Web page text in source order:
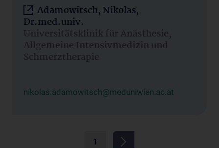
Adamowitsch, Nikolas,
Dr.med.univ.
Universitätsklinik für Anästhesie,
Allgemeine Intensivmedizin und
Schmerztherapie
nikolas.adamowitsch@meduniwien.ac.at
1